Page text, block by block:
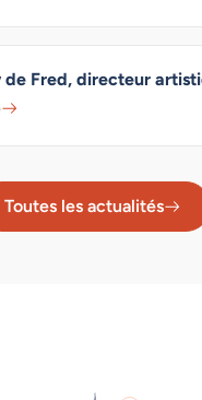
Fred, directeur
Toutes les actualités